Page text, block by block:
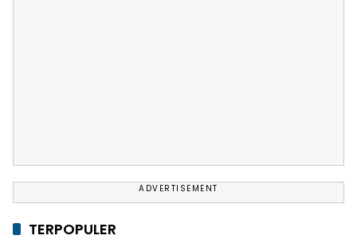
ADVERTISEMENT
TERPOPULER